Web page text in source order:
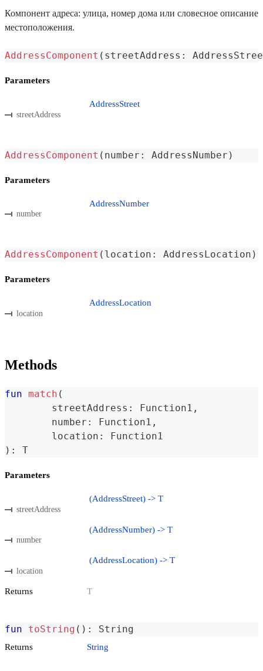
Компонент адреса: улица, номер дома или словесное описание
местоположения.
AddressComponent ( streetAddress :
Parameters
streetAddress
AddressStreet
AddressComponent ( number : AddressNumber )
Parameters
number
AddressNumber
AddressComponent ( location : AddressLocation )
Parameters
location
AddressLocation
Methods
fun match (
	streetAddress
: Function1 ,
	number
: Function1 ,
	location
:
Function1
) : T
Parameters
streetAddress
(AddressStreet) -> T
number
(AddressNumber) -> T
location
(AddressLocation) -> T
Returns T
fun toString ( ) : String
Returns String